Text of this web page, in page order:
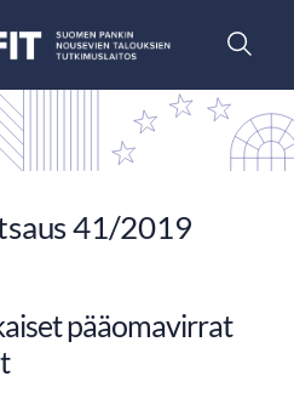
41/2019
pääomavirrat